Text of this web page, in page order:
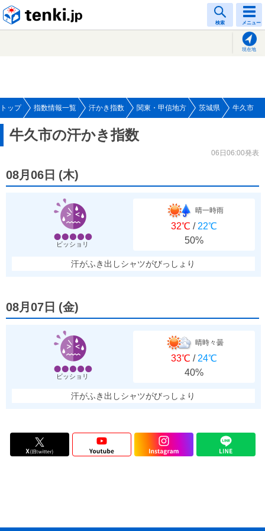
検索 メニュー
現在地
トップ 指数情報一覧 汗かき指数 関東・甲信地方 茨城県 牛久市
牛久市の汗かき指数
06日06:00発表
08月06日 (木)
ビッショリ
晴一時雨
32℃ / 22℃
50%
汗がふき出しシャツがびっしょり
08月07日 (金)
ビッショリ
晴時々曇
33℃ / 24℃
40%
汗がふき出しシャツがびっしょり